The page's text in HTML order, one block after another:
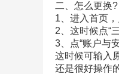
二、怎么更换?
1、进入首页，
2、这时候点“
3、点“账户与
这时候可输入
还是很好操作